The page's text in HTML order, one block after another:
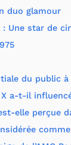
duo glamour
: Une star de
du public à
X a-t-il
elle perçue